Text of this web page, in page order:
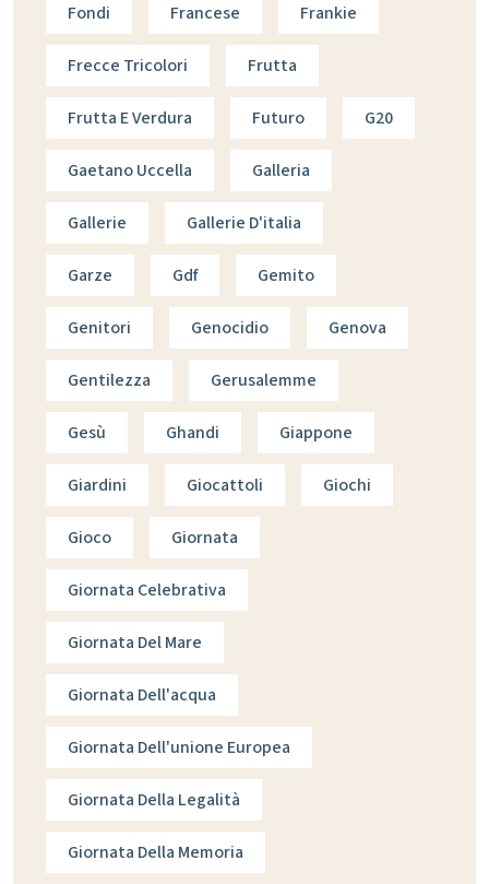
Fondi Francese Frankie
Frecce Tricolori Frutta
Frutta E Verdura Futuro G20
Gaetano Uccella Galleria
Gallerie Gallerie D'italia
Garze Gdf Gemito
Genitori Genocidio Genova
Gentilezza Gerusalemme
Gesù Ghandi Giappone
Giardini Giocattoli Giochi
Gioco Giornata
Giornata Celebrativa
Giornata Del Mare
Giornata Dell'acqua
Giornata Dell'unione Europea
Giornata Della Legalità
Giornata Della Memoria